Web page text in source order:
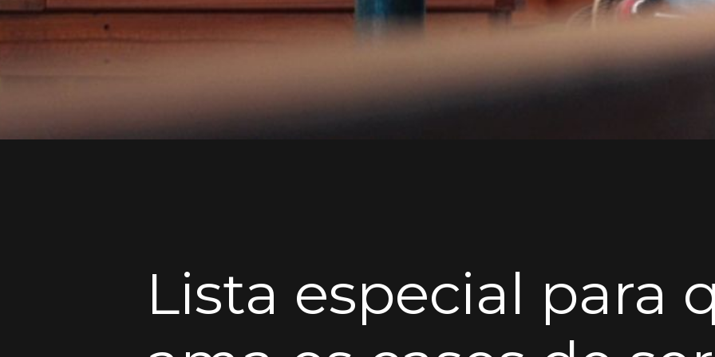
Lista especial para